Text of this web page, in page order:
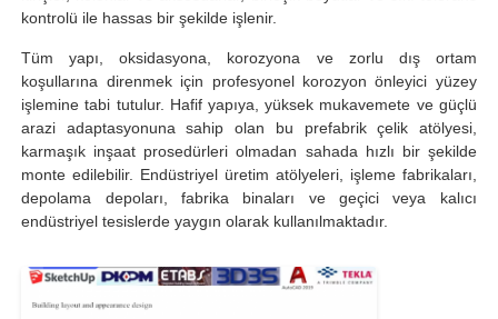
Ev
Ürünler
kontrolü ile hassas bir şekilde işlenir.
Tüm yapı, oksidasyona, korozyona ve zorlu dış ortam
koşullarına direnmek için profesyonel korozyon önleyici yüzey
işlemine tabi tutulur. Hafif yapıya, yüksek mukavemete ve güçlü
arazi adaptasyonuna sahip olan bu prefabrik çelik atölyesi,
karmaşık inşaat prosedürleri olmadan sahada hızlı bir şekilde
monte edilebilir. Endüstriyel üretim atölyeleri, işleme fabrikaları,
depolama depoları, fabrika binaları ve geçici veya kalıcı
endüstriyel tesislerde yaygın olarak kullanılmaktadır.